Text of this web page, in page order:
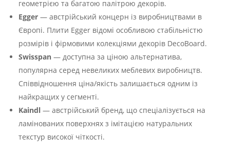
геометрією та багатою палітрою декорів.
Egger — австрійський концерн із виробництвами в
Європі. Плити Egger відомі особливою стабільністю
розмірів і фірмовими колекціями декорів DecoBoard.
Swisspan — доступна за ціною альтернатива,
популярна серед невеликих меблевих виробництв.
Співвідношення ціна/якість залишається одним із
найкращих у сегменті.
Kaindl — австрійський бренд, що спеціалізується на
ламінованих поверхнях з імітацією натуральних
текстур високої чіткості.